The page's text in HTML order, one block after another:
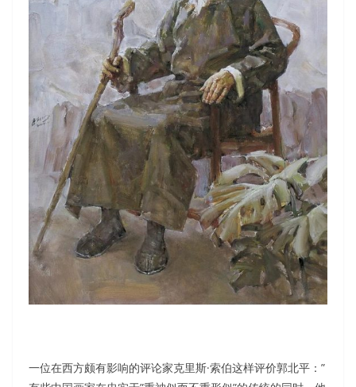
一位在西方颇有影响的评论家克里斯·索伯这样评价郭北平：”